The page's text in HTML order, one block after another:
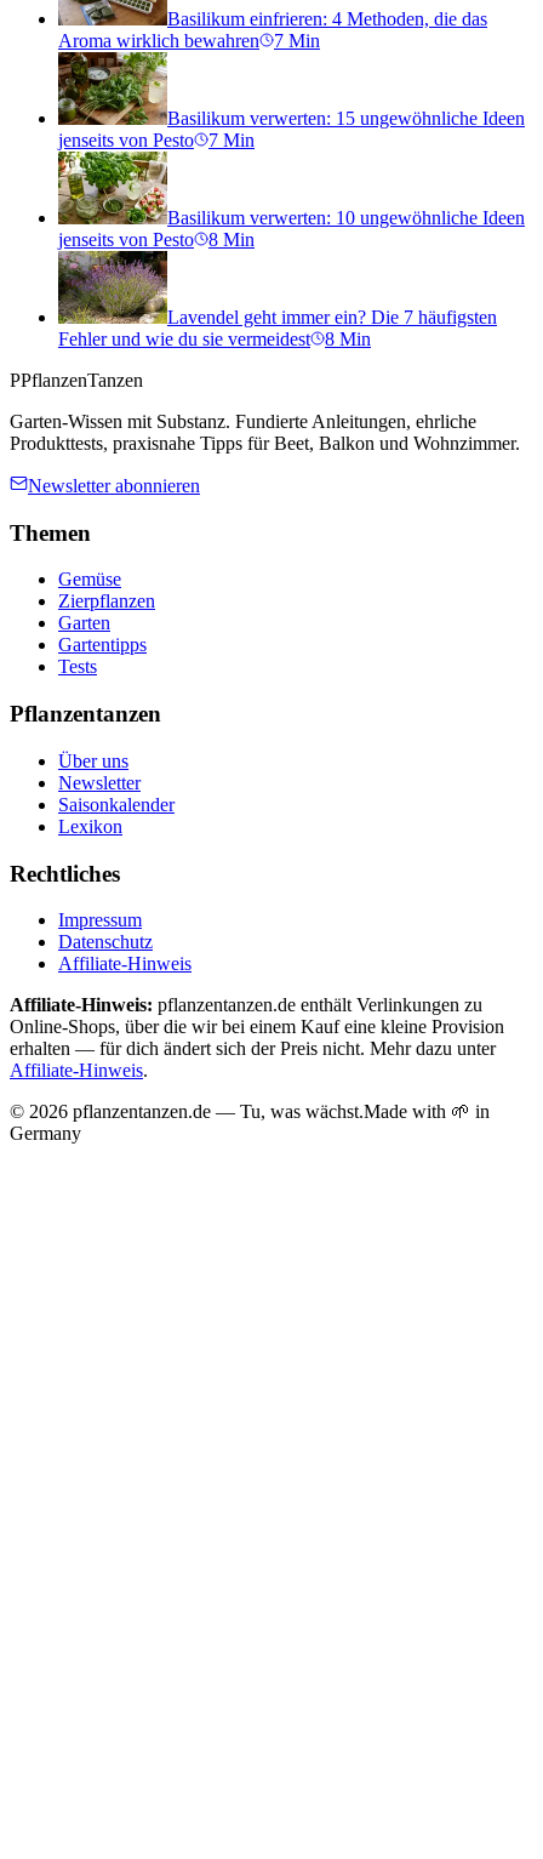
Basilikum einfrieren: 4 Methoden, die das
Aroma wirklich bewahren
7 Min
Basilikum verwerten: 15 ungewöhnliche Ideen
jenseits von Pesto
7 Min
Basilikum verwerten: 10 ungewöhnliche Ideen
jenseits von Pesto
8 Min
Lavendel geht immer ein? Die 7 häufigsten
Fehler und wie du sie vermeidest
8 Min
PPflanzenTanzen
Garten-Wissen mit Substanz. Fundierte Anleitungen, ehrliche
Produkttests, praxisnahe Tipps für Beet, Balkon und Wohnzimmer.
Newsletter abonnieren
Themen
Gemüse
Zierpflanzen
Garten
Gartentipps
Tests
Pflanzentanzen
Über uns
Newsletter
Saisonkalender
Lexikon
Rechtliches
Impressum
Datenschutz
Affiliate-Hinweis
Affiliate-Hinweis: pflanzentanzen.de enthält Verlinkungen zu
Online-Shops, über die wir bei einem Kauf eine kleine Provision
erhalten — für dich ändert sich der Preis nicht. Mehr dazu unter
Affiliate-Hinweis.
© 2026 pflanzentanzen.de — Tu, was wächst.Made with 🌱 in
Germany